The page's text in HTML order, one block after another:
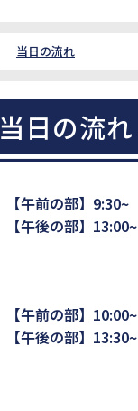
当日の流れ
当日の流れ
【午前の部】9:30~
【午後の部】13:00~
【午前の部】10:00~
【午後の部】13:30~